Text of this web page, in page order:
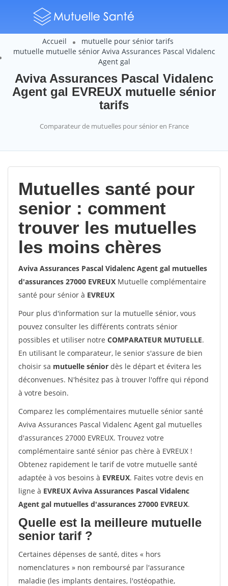
Accueil
mutuelle pour sénior tarifs
mutuelle mutuelle sénior Aviva Assurances Pascal Vidalenc
Agent gal
Aviva Assurances Pascal Vidalenc
Agent gal EVREUX mutuelle sénior
tarifs
Comparateur de mutuelles pour sénior en France
Mutuelles santé pour
senior : comment
trouver les mutuelles
les moins chères
Aviva Assurances Pascal Vidalenc Agent gal mutuelles
d'assurances 27000 EVREUX Mutuelle complémentaire
santé pour sénior à EVREUX
Pour plus d'information sur la mutuelle sénior, vous
pouvez consulter les différents contrats sénior
possibles et utiliser notre COMPARATEUR MUTUELLE.
En utilisant le comparateur, le senior s'assure de bien
choisir sa mutuelle sénior dès le départ et évitera les
déconvenues. N'hésitez pas à trouver l'offre qui répond
à votre besoin.
Comparez les complémentaires mutuelle sénior santé
Aviva Assurances Pascal Vidalenc Agent gal mutuelles
d'assurances 27000 EVREUX. Trouvez votre
complémentaire santé sénior pas chère à EVREUX !
Obtenez rapidement le tarif de votre mutuelle santé
adaptée à vos besoins à EVREUX. Faites votre devis en
ligne à EVREUX Aviva Assurances Pascal Vidalenc
Agent gal mutuelles d'assurances 27000 EVREUX.
Quelle est la meilleure mutuelle
senior tarif ?
Certaines dépenses de santé, dites « hors
nomenclatures » non remboursé par l'assurance
maladie (les implants dentaires, l'ostéopathie,